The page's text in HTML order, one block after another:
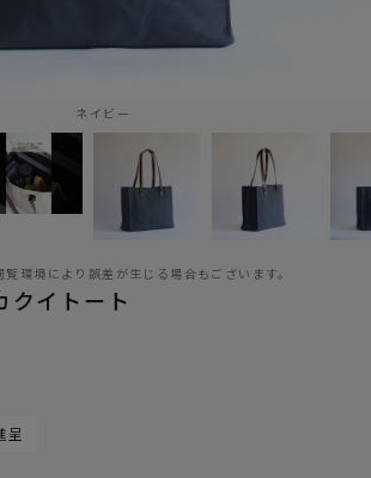
ネイビー
環境により誤差が生じる場合もございます。
クイトート
呈